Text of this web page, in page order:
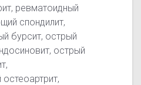
ревматоидный
спондилит,
бурсит, острый
острый